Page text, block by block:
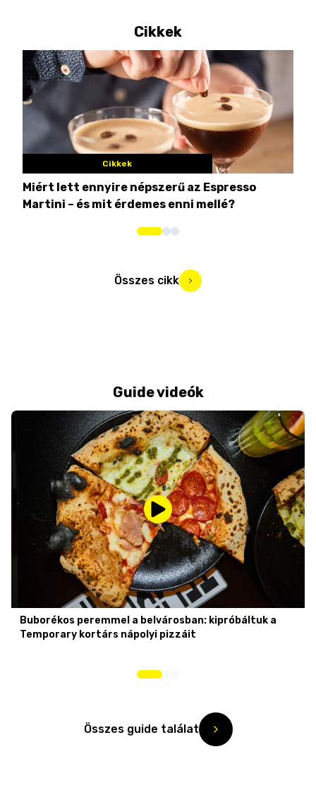
Cikkek
Cikkek
Miért lett ennyire népszerű az Espresso
Martini – és mit érdemes enni mellé?
Összes cikk
Guide videók
Buborékos peremmel a belvárosban: kipróbáltuk a
Temporary kortárs nápolyi pizzáit
Összes guide találat